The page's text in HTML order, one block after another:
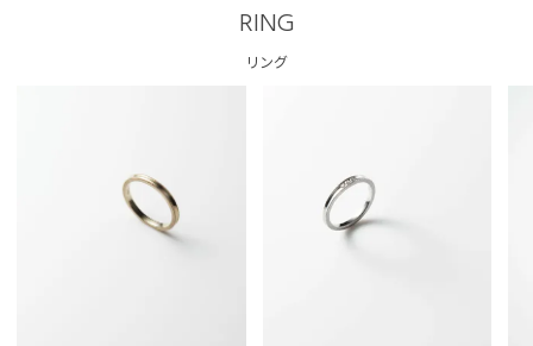
RING
リング